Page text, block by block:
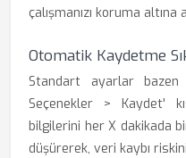
çalışmanızı koruma altına
Otomatik Kaydetme
Standart ayarlar
Seçenekler > Kaydet'
bilgilerini her X dakikada
düşürerek, veri kaybı